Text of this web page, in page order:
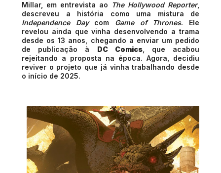
Millar, em entrevista ao
The Hollywood Reporter,
descreveu a história como uma mistura de
Independence Daycom Game of Thrones. Ele
revelou ainda que vinha desenvolvendo a trama
desde os 13 anos, chegando a enviar um pedido
de publicação à DC Comics, que acabou
rejeitando a proposta na época. Agora, decidiu
reviver o projeto que já vinha trabalhando desde
o início de 2025.